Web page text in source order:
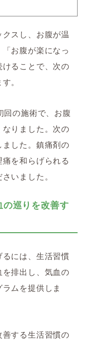
スし、お腹が温
お腹が楽になっ
ることで、次の
。
の施術で、お腹
りました。次の
した。鎮痛剤の
を和らげられる
いました。
巡りを改善す
には、生活習慣
排出し、気血の
ムを提供しま
する生活習慣の